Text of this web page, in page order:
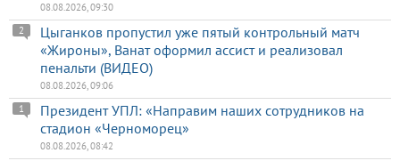
08.08.2026, 09:30
Цыганков пропустил уже пятый контрольный матч
«Жироны», Ванат оформил ассист и реализовал
пенальти (ВИДЕО)
2
08.08.2026, 09:06
Президент УПЛ: «Направим наших сотрудников на
стадион «Черноморец»
1
08.08.2026, 08:42